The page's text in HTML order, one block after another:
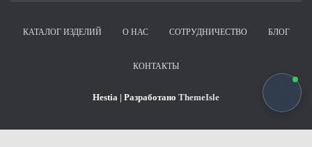
КАТАЛОГ ИЗДЕЛИЙ О НАС СОТРУДНИЧЕСТВО БЛОГ
КОНТАКТЫ
Hestia | Разработано ThemeIsle